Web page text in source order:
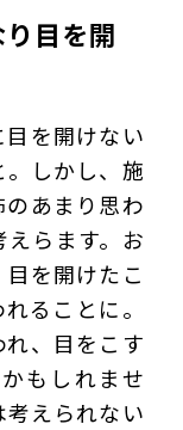
目を開
を開けない
しかし、施
あまり思わ
らます。お
を開けたこ
ることに。
、目をこす
もしれませ
えられない